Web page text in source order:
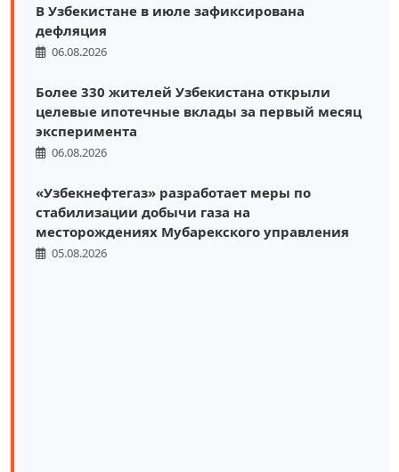
В Узбекистане в июле зафиксирована
дефляция
06.08.2026
Более 330 жителей Узбекистана открыли
целевые ипотечные вклады за первый месяц
эксперимента
06.08.2026
«Узбекнефтегаз» разработает меры по
стабилизации добычи газа на
месторождениях Мубарекского управления
05.08.2026